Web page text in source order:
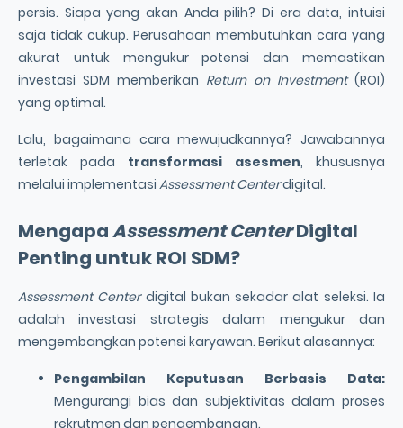
persis. Siapa yang akan Anda pilih? Di era data, intuisi
saja tidak cukup. Perusahaan membutuhkan cara yang
akurat untuk mengukur potensi dan memastikan
investasi SDM memberikan Return on Investment(ROI)
yang optimal.
Lalu, bagaimana cara mewujudkannya? Jawabannya
terletak pada transformasi asesmen, khususnya
melalui implementasi Assessment Centerdigital.
MengapaAssessment CenterDigital
Penting untukROI SDM?
Assessment Centerdigital bukan sekadar alat seleksi. Ia
adalah investasi strategis dalam mengukur dan
mengembangkan potensi karyawan. Berikut alasannya:
Pengambilan Keputusan Berbasis Data:
Mengurangi bias dan subjektivitas dalam proses
rekrutmen dan pengembangan.